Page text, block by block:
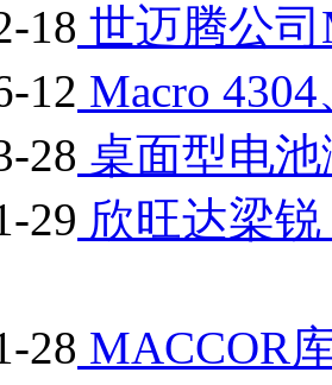
18 世迈腾公
12 Macro
28 桌面型电
29 欣旺达梁
28 MACCOR